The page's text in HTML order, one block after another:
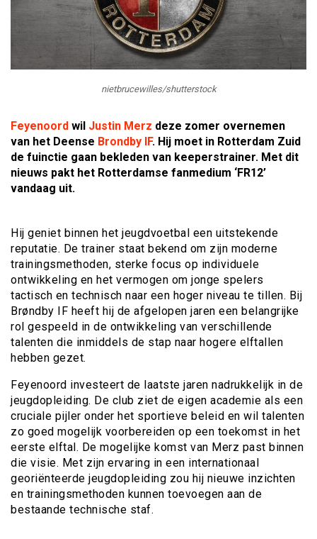
nietbrucewilles/shutterstock
Feyenoord wil Justin Merz deze zomer overnemen
van het Deense Brondby IF. Hij moet in Rotterdam Zuid
de fuinctie gaan bekleden van keeperstrainer. Met dit
nieuws pakt het Rotterdamse fanmedium ‘FR12’
vandaag uit.
Hij geniet binnen het jeugdvoetbal een uitstekende
reputatie. De trainer staat bekend om zijn moderne
trainingsmethoden, sterke focus op individuele
ontwikkeling en het vermogen om jonge spelers
tactisch en technisch naar een hoger niveau te tillen. Bij
Brøndby IF heeft hij de afgelopen jaren een belangrijke
rol gespeeld in de ontwikkeling van verschillende
talenten die inmiddels de stap naar hogere elftallen
hebben gezet.
Feyenoord investeert de laatste jaren nadrukkelijk in de
jeugdopleiding. De club ziet de eigen academie als een
cruciale pijler onder het sportieve beleid en wil talenten
zo goed mogelijk voorbereiden op een toekomst in het
eerste elftal. De mogelijke komst van Merz past binnen
die visie. Met zijn ervaring in een internationaal
georiënteerde jeugdopleiding zou hij nieuwe inzichten
en trainingsmethoden kunnen toevoegen aan de
bestaande technische staf.